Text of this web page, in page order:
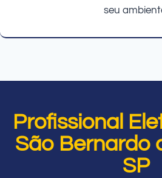
seu
Profissional
São Bernardo
SP